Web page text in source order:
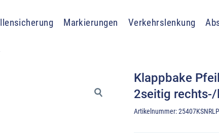
Markierungen Verkehrslenkung
Klappbake
2seitig
Artikelnummer:25407KSNRLP